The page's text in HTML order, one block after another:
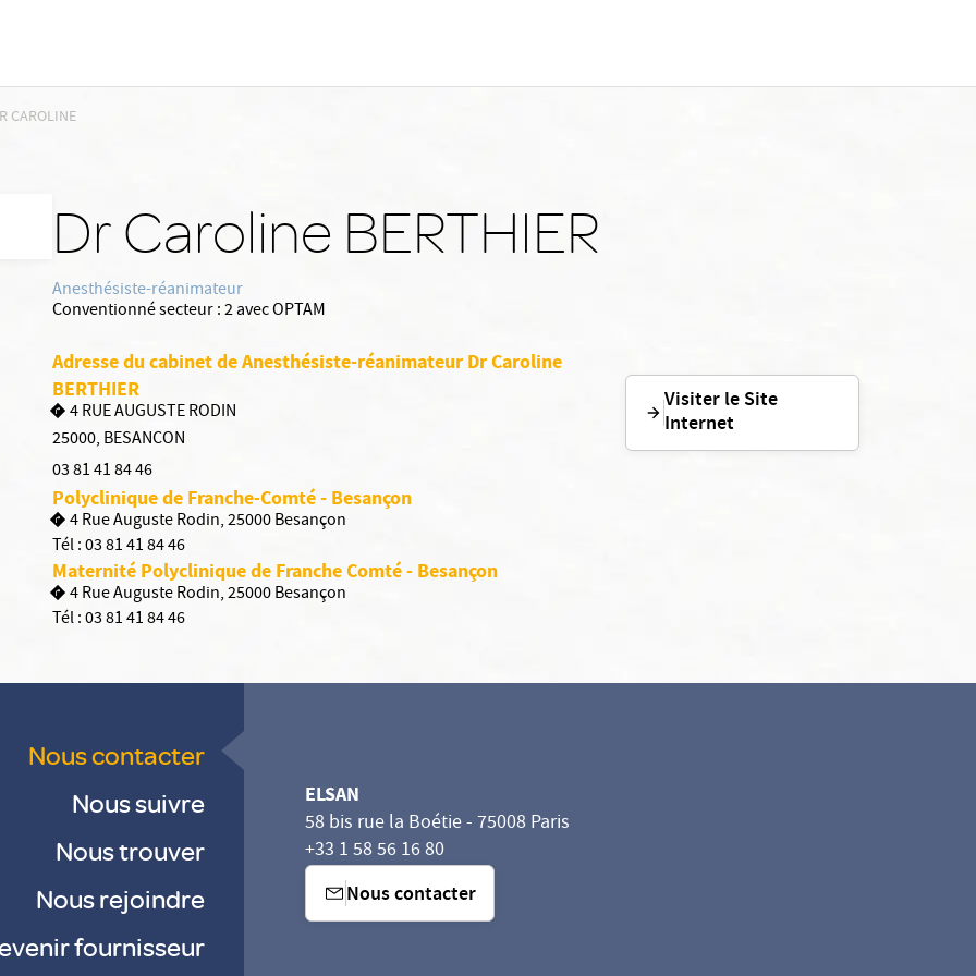
CAROLINE
Dr Caroline BERTHIER
Anesthésiste-réanimateur
Conventionné secteur :2 avec OPTAM
Adresse du cabinet de Anesthésiste-réanimateur Dr Caroline
BERTHIER
4 RUE AUGUSTE RODIN
25000, BESANCON
03 81 41 84 46
Polyclinique de Franche-Comté - Besançon
4 Rue Auguste Rodin, 25000 Besançon
Tél :03 81 41 84 46
Maternité Polyclinique de Franche Comté - Besançon
4 Rue Auguste Rodin, 25000 Besançon
Tél :03 81 41 84 46
Visiter le Site
Internet
Nous contacter
Nous suivre
Nous trouver
Nous rejoindre
fournisseur
ELSAN
58 bis rue la Boétie - 75008 Paris
+33 1 58 56 16 80
Nous contacter